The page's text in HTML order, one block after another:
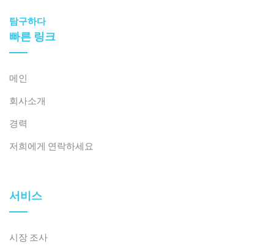
탐구하다
빠른 링크
메인
회사소개
경력
저희에게 연락하세요
서비스
시장 조사